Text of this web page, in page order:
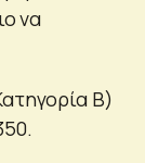
να
Β)